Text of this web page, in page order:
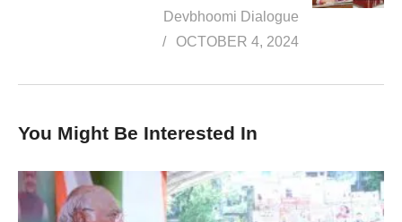
Devbhoomi Dialogue
OCTOBER 4, 2024
You Might Be Interested In